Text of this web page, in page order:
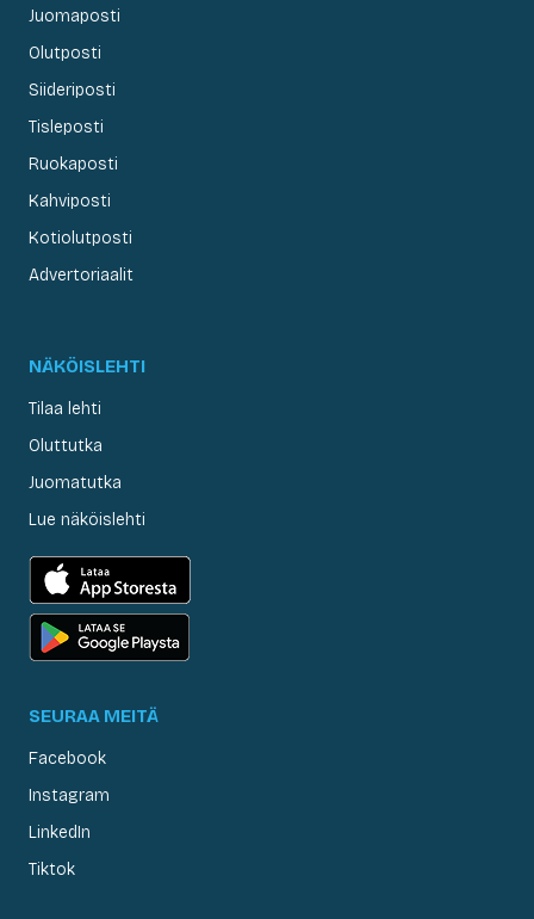
Juomaposti
Olutposti
Siideriposti
Tisleposti
Ruokaposti
Kahviposti
Kotiolutposti
Advertoriaalit
NÄKÖISLEHTI
Tilaa lehti
Oluttutka
Juomatutka
Lue näköislehti
SEURAA MEITÄ
Facebook
Instagram
LinkedIn
Tiktok